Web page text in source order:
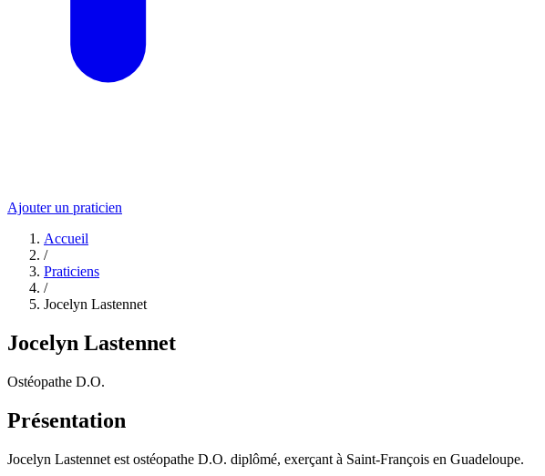
Ajouter un praticien
Accueil
/
Praticiens
/
Jocelyn Lastennet
Jocelyn Lastennet
Ostéopathe D.O.
Présentation
Jocelyn Lastennet est ostéopathe D.O. diplômé, exerçant à Saint-François en Guadeloupe.